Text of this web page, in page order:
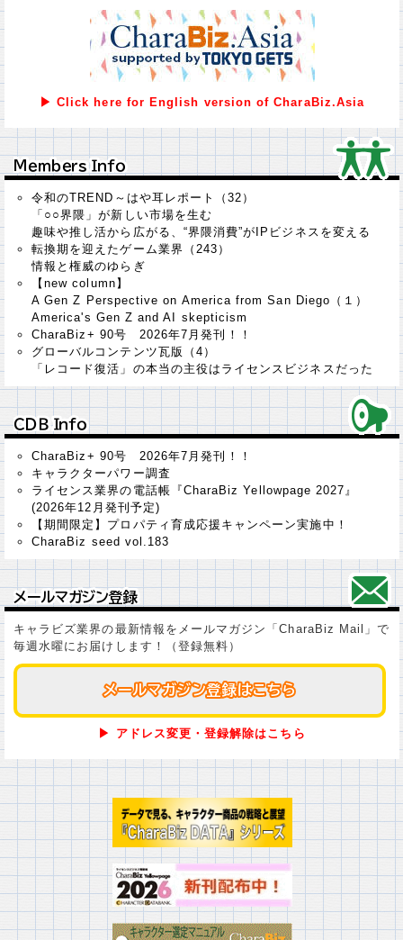
▶ Click here for English version of CharaBiz.Asia
Ｍｅｍｂｅｒｓ Ｉｎｆｏ
Ｍｅｍｂｅｒｓ Ｉｎｆｏ
令和のTREND～はや耳レポート（32）
「○○界隈」が新しい市場を生む
趣味や推し活から広がる、“界隈消費”がIPビジネスを変える
転換期を迎えたゲーム業界（243）
情報と権威のゆらぎ
【new column】
A Gen Z Perspective on America from San Diego（１）
America's Gen Z and AI skepticism
CharaBiz+ 90号 2026年7月発刊！！
グローバルコンテンツ瓦版（4）
「レコード復活」の本当の主役はライセンスビジネスだった
ＣＤＢ Ｉｎｆｏ
ＣＤＢ Ｉｎｆｏ
CharaBiz+ 90号 2026年7月発刊！！
キャラクターパワー調査
ライセンス業界の電話帳『CharaBiz Yellowpage 2027』
(2026年12月発刊予定)
【期間限定】プロパティ育成応援キャンペーン実施中！
CharaBiz seed vol.183
メールマガジン登録
メールマガジン登録
キャラビズ業界の最新情報をメールマガジン「CharaBiz Mail」で
毎週水曜にお届けします！（登録無料）
メールマガジン登録はこちら
メールマガジン登録はこちら
▶ アドレス変更・登録解除はこちら